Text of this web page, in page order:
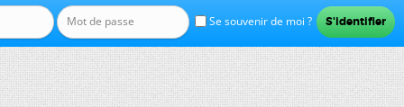
Se souvenir de moi ?